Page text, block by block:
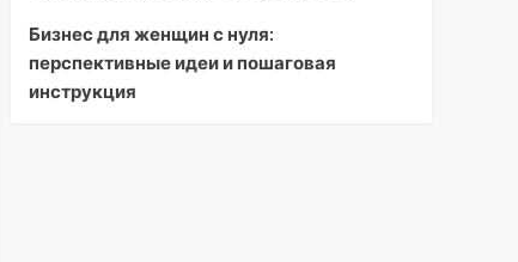
Бизнес для женщин с нуля:
перспективные идеи и пошаговая
инструкция